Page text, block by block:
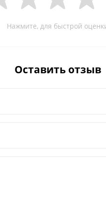
Нажмите, для быстрой
Оставить отзыв